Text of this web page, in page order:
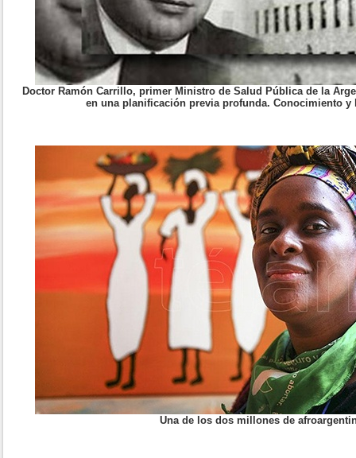
Doctor Ramón Carrillo, primer Ministro de Salud Pública de la
en una planificación previa profunda. Conocimiento y
Una de los dos millones de